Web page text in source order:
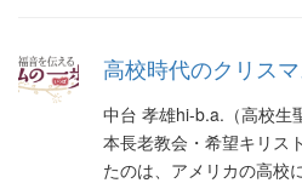
高校時代のクリス
中台 孝雄hi-b.a.（高校生
本長老教会・希望キリ
たのは、アメリカの高校